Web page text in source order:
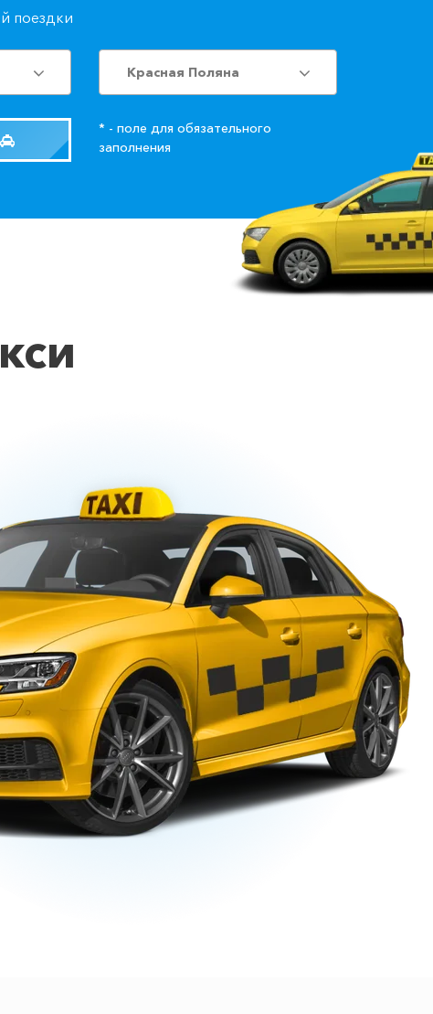
поездки
Красная Поляна
* - поле для обязательного
заполнения